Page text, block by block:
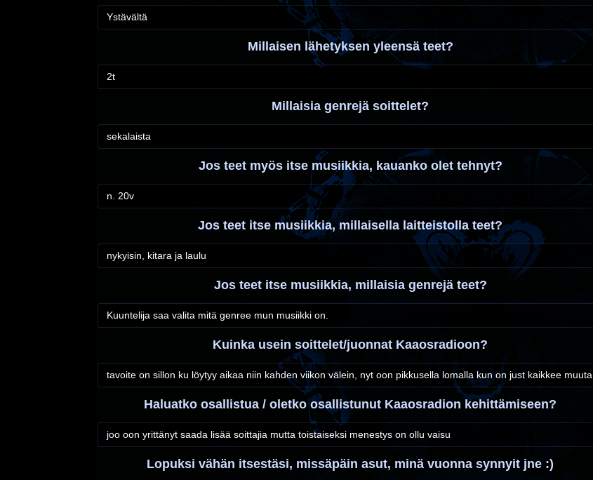
Ystävältä
Millaisen lähetyksen yleensä teet?
2t
Millaisia genrejä soittelet?
sekalaista
Jos teet myös itse musiikkia, kauanko olet tehnyt?
n. 20v
Jos teet itse musiikkia, millaisella laitteistolla teet?
nykyisin, kitara ja laulu
Jos teet itse musiikkia, millaisia genrejä teet?
Kuuntelija saa valita mitä genree mun musiikki on.
Kuinka usein soittelet/juonnat Kaaosradioon?
tavoite on sillon ku löytyy aikaa niin kahden viikon välein, nyt oon pikkusella lomalla kun on just kaikkee muuta
Haluatko osallistua / oletko osallistunut Kaaosradion kehittämiseen?
joo oon yrittänyt saada lisää soittajia mutta toistaiseksi menestys on ollu vaisu
Lopuksi vähän itsestäsi, missäpäin asut, minä vuonna synnyit jne :)